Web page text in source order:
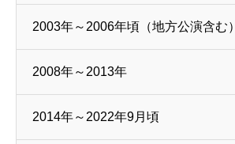
2003年～2006年頃（地方公演含む）
2008年～2013年
2014年～2022年9月頃